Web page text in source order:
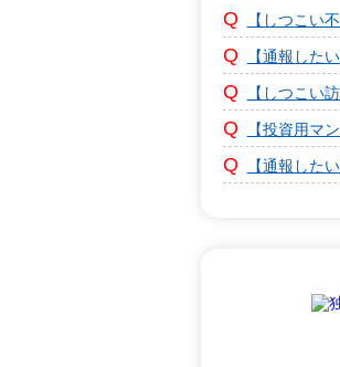
【しつこい
【通報した
【しつこい
【投資用マ
【通報した